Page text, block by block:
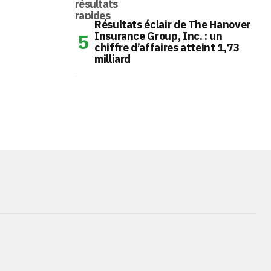
Résultats éclair de The Hanover
Insurance Group, Inc. : un
chiffre d’affaires atteint 1,73
milliard